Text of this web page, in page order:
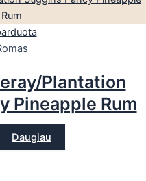
Plantation
Pineapple Rum
Daugiau